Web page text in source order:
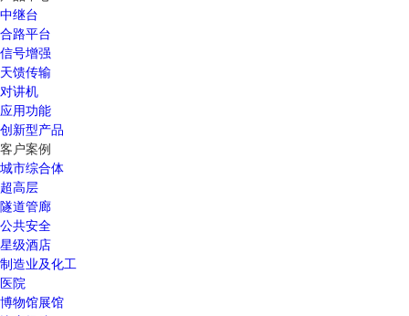
中继台
合路平台
信号增强
天馈传输
对讲机
应用功能
创新型产品
客户案例
城市综合体
超高层
隧道管廊
公共安全
星级酒店
制造业及化工
医院
博物馆展馆